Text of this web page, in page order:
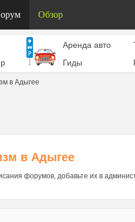
Обзор
Aренда авто
Гиды
в Адыгее
в Адыгее
форумов, добавьте их в